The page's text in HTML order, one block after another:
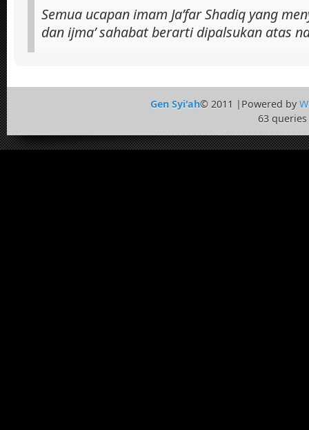
Semua ucapan imam Ja’far Shadiq yang
dan ijma’ sahabat berarti dipalsukan atas
Gen Syi'ah© 2011 |Powered by
63 queries